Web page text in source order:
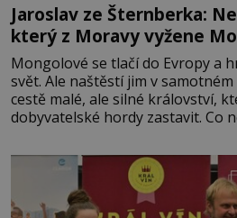
Jaroslav ze Šternberka:
který z Moravy vyžene
Mongolové se tlačí do Evropy a
svět. Ale naštěstí jim v
cestě malé, ale silné království,
dobyvatelské hordy zastavit. Co
král. Nebo že by ne?
podél Kaspického a Azovského